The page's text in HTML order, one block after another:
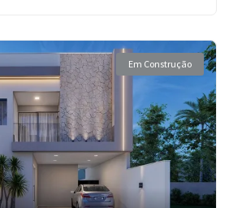
Em Construção